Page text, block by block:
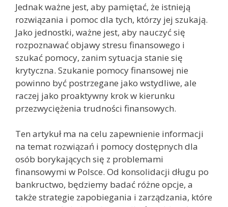
Jednak ważne jest, aby pamiętać, że istnieją
rozwiązania i pomoc dla tych, którzy jej szukają.
Jako jednostki, ważne jest, aby nauczyć się
rozpoznawać objawy stresu finansowego i
szukać pomocy, zanim sytuacja stanie się
krytyczna. Szukanie pomocy finansowej nie
powinno być postrzegane jako wstydliwe, ale
raczej jako proaktywny krok w kierunku
przezwyciężenia trudności finansowych.
Ten artykuł ma na celu zapewnienie informacji
na temat rozwiązań i pomocy dostępnych dla
osób borykających się z problemami
finansowymi w Polsce. Od konsolidacji długu po
bankructwo, będziemy badać różne opcje, a
także strategie zapobiegania i zarządzania, które